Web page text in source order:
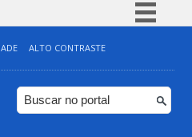
Simplifique!
Comunica BR
Participe
ALTO CONTRASTE